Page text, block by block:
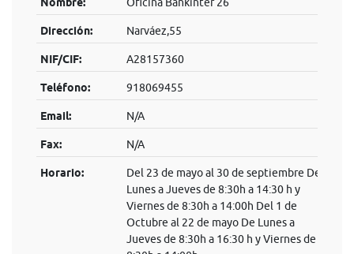
Dirección: Narváez,55
NIF/CIF: A28157360
Teléfono: 918069455
Email: N/A
Fax: N/A
Horario:
Del 23 de mayo al 30 de septiembre De
Lunes a Jueves de 8:30h a 14:30 h y
Viernes de 8:30h a 14:00h Del 1 de
Octubre al 22 de mayo De Lunes a
Jueves de 8:30h a 16:30 h y Viernes de